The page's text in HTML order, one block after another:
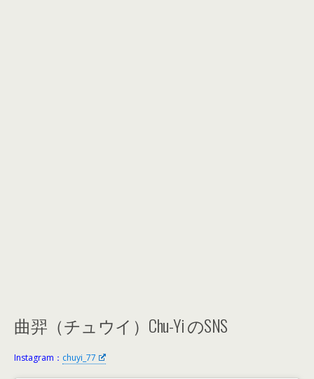
曲羿（チュウイ）Chu-Yi のSNS
Instagram： chuyi_77